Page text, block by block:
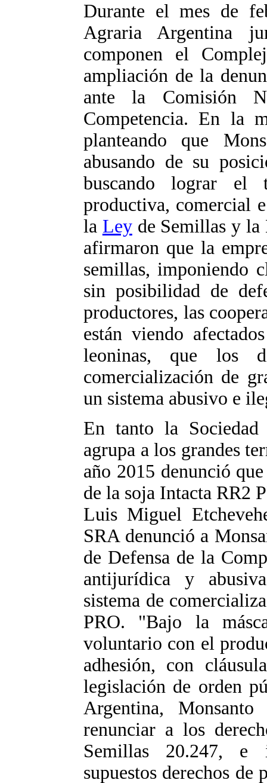
Durante el mes de
Agraria Argentina
componen el
ampliación de la
ante la Comisión
Competencia. En la
planteando que
abusando de su
buscando lograr el
productiva, comercial
la Leyde Semillas y
afirmaron que la
semillas, imponiendo
sin posibilidad de
productores, las
están viendo
leoninas, que los
comercialización de
un sistema abusivo e
En tanto la
agrupa a los grandes
año 2015 denunció
de la soja Intacta RR2
Luis Miguel
SRA denunció a
de Defensa de la
antijurídica y
sistema de
PRO. "Bajo la
voluntario con el
adhesión, con
legislación de orden
Argentina,
renunciar a los
Semillas 20.247, e
supuestos derechos